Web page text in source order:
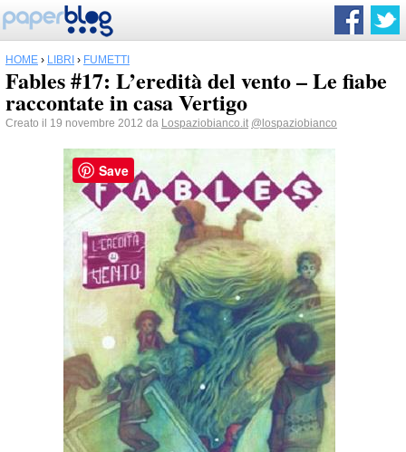
HOME › LIBRI › FUMETTI
Fables #17: L’eredità del vento – Le fiabe
raccontate in casa Vertigo
Creato il 19 novembre 2012 da Lospaziobianco.it @lospaziobianco
Save